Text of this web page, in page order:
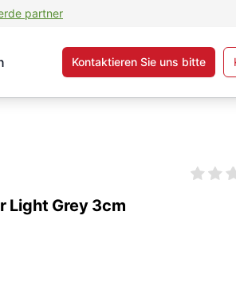
partner
Kontaktieren Sie uns bitte
Light Grey 3cm